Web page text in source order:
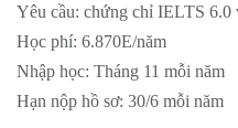
Yêu cầu: chứng chỉ IELTS 6.0
Học phí: 6.870E/năm
Nhập học: Tháng 11 mỗi năm
Hạn nộp hồ sơ: 30/6 mỗi năm